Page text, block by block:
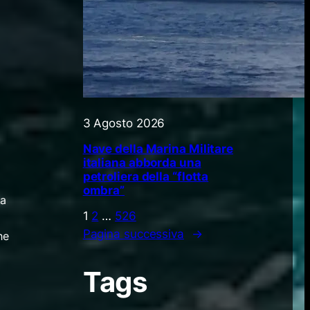
3 Agosto 2026
Nave della Marina Militare
italiana abborda una
petroliera della “flotta
ombra”
1 2 … 526
Pagina successiva
→
Tags